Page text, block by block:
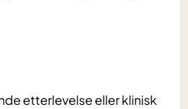
etterlevelse eller klinisk